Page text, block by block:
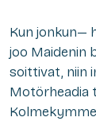
Kun jonkun—
joo Maidenin
soittivat, niin
Motörheadia